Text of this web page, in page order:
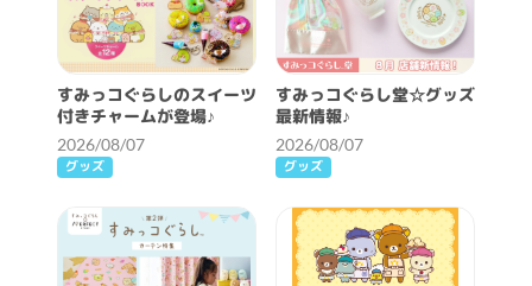
すみっコぐらしのスイーツ
付きチャームが登場♪
2026/08/07
グッズ
すみっコぐらし堂☆グッズ
最新情報♪
2026/08/07
グッズ